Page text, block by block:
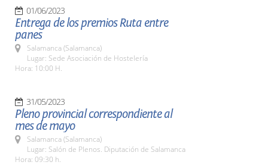
01/06/2023
Entrega de los premios Ruta entre
panes
Salamanca (Salamanca)
Lugar: Sede Asociación de Hostelería
Hora: 10:00 H.
31/05/2023
Pleno provincial correspondiente al
mes de mayo
Salamanca (Salamanca)
Lugar: Salón de Plenos. Diputación de Salamanca
Hora: 09:30 h.